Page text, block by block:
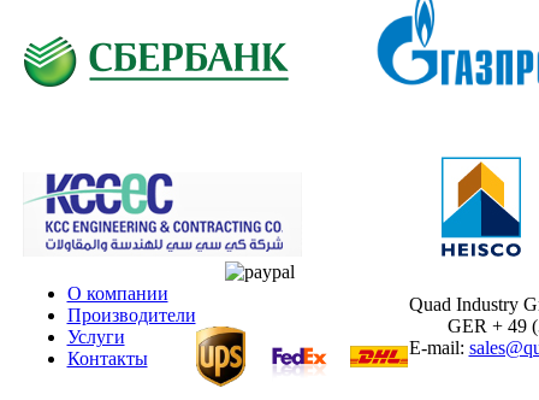
О компании
Производители
Услуги
Контакты
Quad Industry
GER + 49
E-mail: